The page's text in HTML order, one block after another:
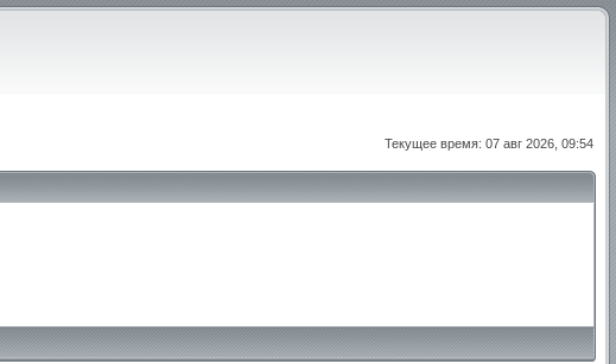
Текущее время: 07 авг 2026, 09:54